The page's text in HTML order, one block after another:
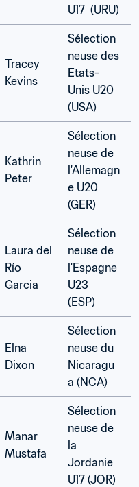
U17  (URU)
Tracey
Kevins
Sélection
neuse des
Etats-
Unis U20
(USA)
Kathrin
Peter
Sélection
neuse de
l'Allemagn
e U20
(GER)
Laura del
Río
Garcia
Sélection
neuse de
l'Espagne
U23
(ESP)
Elna
Dixon
Sélection
neuse du
Nicaragu
a (NCA)
Manar
Mustafa
Sélection
neuse de
la
Jordanie
U17 (JOR)